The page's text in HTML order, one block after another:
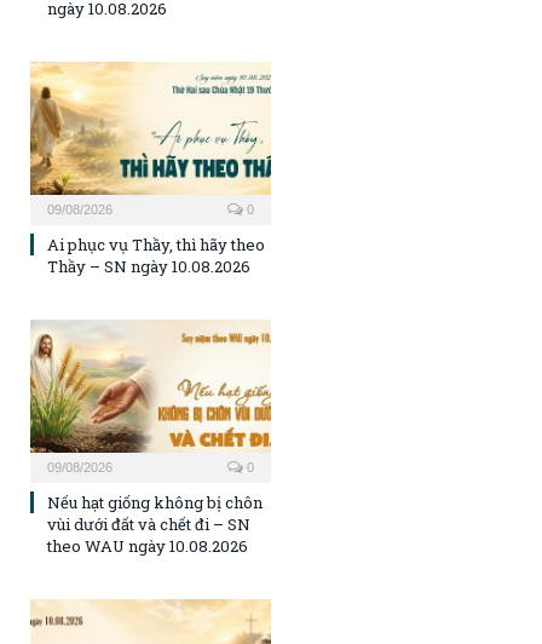
ngày 10.08.2026
09/08/2026 0
Ai phục vụ Thầy, thì hãy theo
Thầy – SN ngày 10.08.2026
09/08/2026 0
Nếu hạt giống không bị chôn
vùi dưới đất và chết đi – SN
theo WAU ngày 10.08.2026